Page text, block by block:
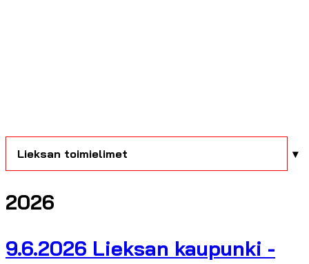
Lieksan toimielimet
2026
9.6.2026 Lieksan kaupunki -